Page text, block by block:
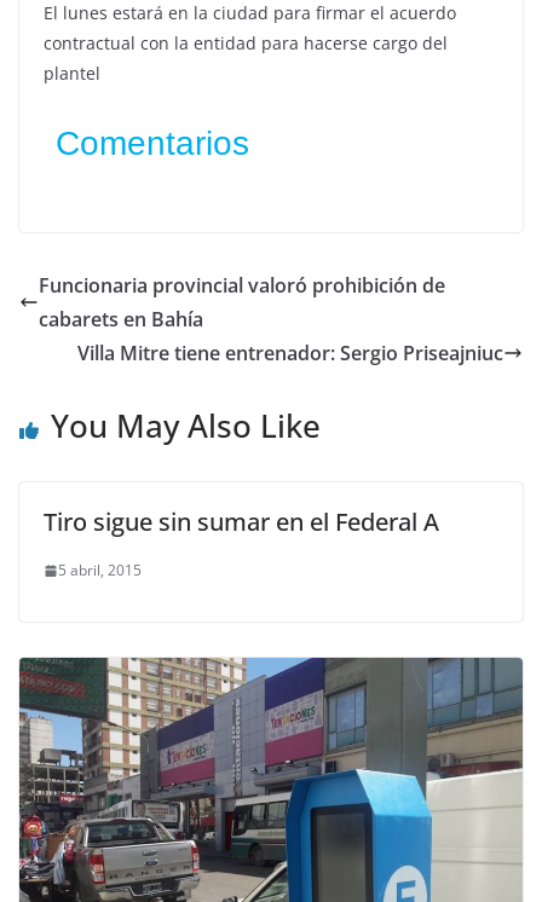
El lunes estará en la ciudad para firmar el acuerdo
contractual con la entidad para hacerse cargo del
plantel
Comentarios
Funcionaria provincial valoró prohibición de
cabarets en Bahía
Villa Mitre tiene entrenador: Sergio Priseajniuc
You May Also Like
Tiro sigue sin sumar en el Federal A
5 abril, 2015